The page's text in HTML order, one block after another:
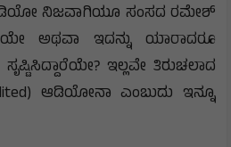
ಆಡಿಯೋ ನಿಜವಾಗಿಯೂ ಸಂಸದ ರಮೇಶ್
ಅಥವಾ ಇದನ್ನು ಯಾರಾದರೂ
ಇಲ್ಲವೇ ತಿರುಚಲಾದ
ಆಡಿಯೋನಾ ಎಂಬುದು ಇನ್ನೂ